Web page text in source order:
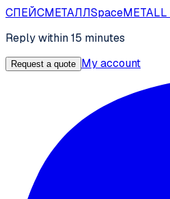
СПЕЙСМЕТАЛЛSpaceMETALL
Reply within 15 minutes
Request a quote My account